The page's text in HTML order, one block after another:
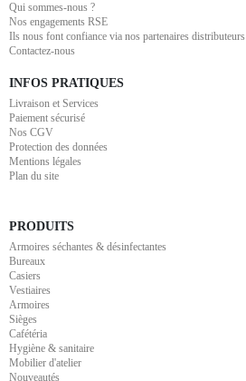
Qui sommes-nous ?
Nos engagements RSE
Ils nous font confiance via nos partenaires distributeurs
Contactez-nous
INFOS PRATIQUES
Livraison et Services
Paiement sécurisé
Nos CGV
Protection des données
Mentions légales
Plan du site
PRODUITS
Armoires séchantes & désinfectantes
Bureaux
Casiers
Vestiaires
Armoires
Sièges
Cafétéria
Hygiène & sanitaire
Mobilier d'atelier
Nouveautés